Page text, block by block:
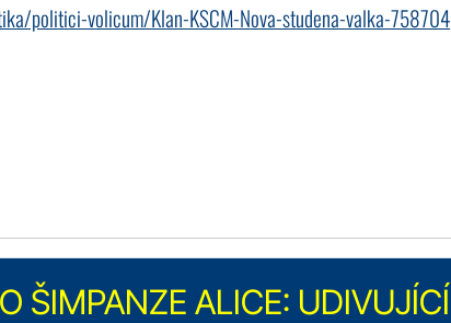
politici-volicum/Klan-KSCM-Nova-studena-valka-758704
ŠIMPANZE ALICE: UDIVUJÍCÍ